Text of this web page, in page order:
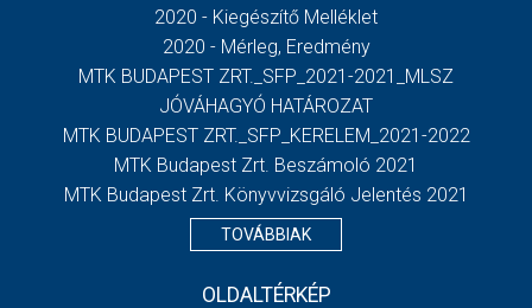
2020 - Kiegészítő Melléklet
2020 - Mérleg, Eredmény
MTK BUDAPEST ZRT._SFP_2021-2021_MLSZ
JÓVÁHAGYÓ HATÁROZAT
MTK BUDAPEST ZRT._SFP_KERELEM_2021-2022
MTK Budapest Zrt. Beszámoló 2021
MTK Budapest Zrt. Könyvvizsgáló Jelentés 2021
TOVÁBBIAK
OLDALTÉRKÉP